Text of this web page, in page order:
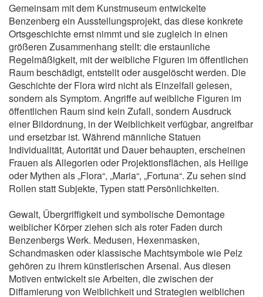
Gemeinsam mit dem Kunstmuseum entwickelte
Benzenberg ein Ausstellungsprojekt, das diese konkrete
Ortsgeschichte ernst nimmt und sie zugleich in einen
größeren Zusammenhang stellt: die erstaunliche
Regelmäßigkeit, mit der weibliche Figuren im öffentlichen
Raum beschädigt, entstellt oder ausgelöscht werden. Die
Geschichte der Flora wird nicht als Einzelfall gelesen,
sondern als Symptom. Angriffe auf weibliche Figuren im
öffentlichen Raum sind kein Zufall, sondern Ausdruck
einer Bildordnung, in der Weiblichkeit verfügbar, angreifbar
und ersetzbar ist. Während männliche Statuen
Individualität, Autorität und Dauer behaupten, erscheinen
Frauen als Allegorien oder Projektionsflächen, als Heilige
oder Mythen als „Flora“, „Maria“, „Fortuna“. Zu sehen sind
Rollen statt Subjekte, Typen statt Persönlichkeiten.
Gewalt, Übergriffigkeit und symbolische Demontage
weiblicher Körper ziehen sich als roter Faden durch
Benzenbergs Werk. Medusen, Hexenmasken,
Schandmasken oder klassische Machtsymbole wie Pelz
gehören zu ihrem künstlerischen Arsenal. Aus diesen
Motiven entwickelt sie Arbeiten, die zwischen der
Diffamierung von Weiblichkeit und Strategien weiblichen